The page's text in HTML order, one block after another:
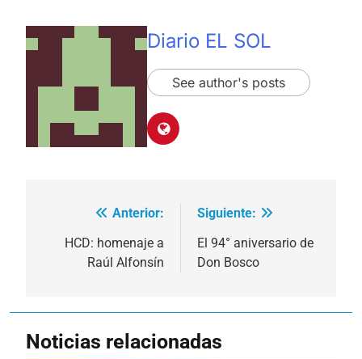
Diario EL SOL
See author's posts
Navegación
Anterior:
HCD: homenaje a
Raúl Alfonsín
Siguiente:
El 94° aniversario de
Don Bosco
Noticias relacionadas